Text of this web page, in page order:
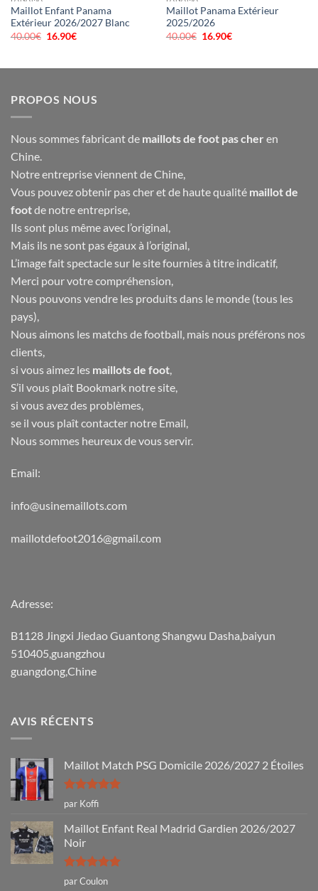
Maillot Enfant Panama
Extérieur 2026/2027 Blanc
40.00€ Le
16.90€Le
Maillot Panama Extérieur
2025/2026
40.00€ Le
16.90€Le
PROPOS NOUS
Nous sommes fabricant de maillots de foot pas cher en
Chine.
Notre entreprise viennent de Chine,
Vous pouvez obtenir pas cher et de haute qualité maillot de
footde notre entreprise,
Ils sont plus même avec l’original,
Mais ils ne sont pas égaux à l’original,
L’image fait spectacle sur le site fournies à titre indicatif,
Merci pour votre compréhension,
Nous pouvons vendre les produits dans le monde (tous les
pays),
Nous aimons les matchs de football, mais nous préférons nos
clients,
si vous aimez les maillots de foot
S’il vous plaît Bookmark notre site,
si vous avez des problèmes,
se il vous plaît contacter notre Email,
Nous sommes heureux de vous servir.
Email:
info@usinemaillots.com
maillotdefoot2016@gmail.com
Adresse:
B1128 Jingxi Jiedao Guantong Shangwu Dasha,baiyun
510405,guangzhou
guangdong,Chine
AVIS RÉCENTS
Maillot Match PSG Domicile 2026/2027 2 Étoiles
Note5sur
5
par Koffi
Maillot Enfant Real Madrid Gardien 2026/2027
Noir
Note5sur
par Coulon